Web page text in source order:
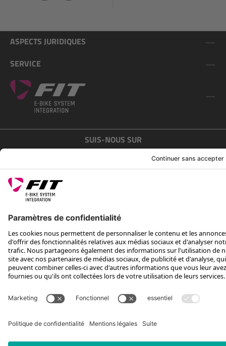
ASPECTS JURIDIQUES
SERVICE
SUIS-NOUS SUR
*Prix conseillé avec TVA. Hors frais de transport
Rotax Bike Technology AG © 2025